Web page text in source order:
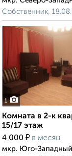
Собственник,
1
Комната в 2-к
15/17 этаж
4 000 ₽ в месяц
мкр. Юго-